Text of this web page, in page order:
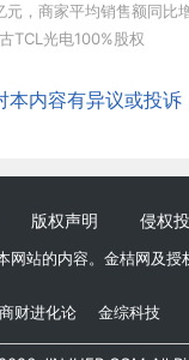
，商家平均销售额同比
TCL光电100%股权
本内容有异议或投
版权声明 侵权
站的内容。金桔网及
商财进化论 金综科技